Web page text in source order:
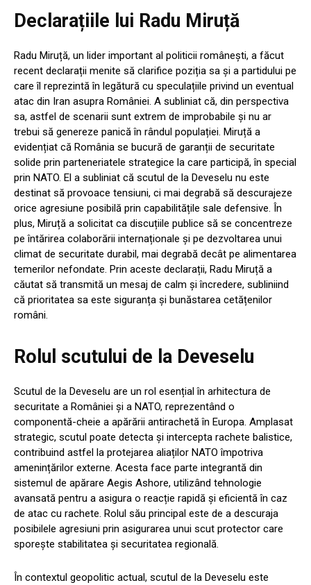
Declarațiile lui Radu Miruță
Radu Miruță, un lider important al politicii românești, a făcut
recent declarații menite să clarifice poziția sa și a partidului pe
care îl reprezintă în legătură cu speculațiile privind un eventual
atac din Iran asupra României. A subliniat că, din perspectiva
sa, astfel de scenarii sunt extrem de improbabile și nu ar
trebui să genereze panică în rândul populației. Miruță a
evidențiat că România se bucură de garanții de securitate
solide prin parteneriatele strategice la care participă, în special
prin NATO. El a subliniat că scutul de la Deveselu nu este
destinat să provoace tensiuni, ci mai degrabă să descurajeze
orice agresiune posibilă prin capabilitățile sale defensive. În
plus, Miruță a solicitat ca discuțiile publice să se concentreze
pe întărirea colaborării internaționale și pe dezvoltarea unui
climat de securitate durabil, mai degrabă decât pe alimentarea
temerilor nefondate. Prin aceste declarații, Radu Miruță a
căutat să transmită un mesaj de calm și încredere, subliniind
că prioritatea sa este siguranța și bunăstarea cetățenilor
români.
Rolul scutului de la Deveselu
Scutul de la Deveselu are un rol esențial în arhitectura de
securitate a României și a NATO, reprezentând o
componentă-cheie a apărării antirachetă în Europa. Amplasat
strategic, scutul poate detecta și intercepta rachete balistice,
contribuind astfel la protejarea aliaților NATO împotriva
amenințărilor externe. Acesta face parte integrantă din
sistemul de apărare Aegis Ashore, utilizând tehnologie
avansată pentru a asigura o reacție rapidă și eficientă în caz
de atac cu rachete. Rolul său principal este de a descuraja
posibilele agresiuni prin asigurarea unui scut protector care
sporește stabilitatea și securitatea regională.
În contextul geopolitic actual, scutul de la Deveselu este